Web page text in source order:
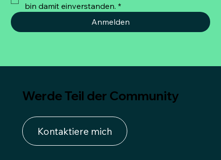
bin damit einverstanden. *
Anmelden
Werde Teil der Community
Kontaktiere mich